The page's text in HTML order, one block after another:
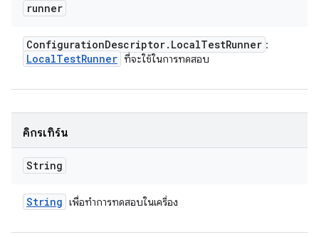
runner
ConfigurationDescriptor. LocalTestRunner :
LocalTestRunner ที่จะใช้ในการทดสอบ
คิกรีเทิร์น
String
String เพื่อทำการทดสอบในเครื่อง